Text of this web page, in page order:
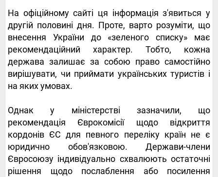
На офіційному сайті ця інформація з'явиться у
другій половині дня. Проте, варто розуміти, що
внесення України до «зеленого списку» має
рекомендаційний характер. Тобто, кожна
держава залишає за собою право самостійно
вирішувати, чи приймати українських туристів і
на яких умовах.
Однак у міністерстві зазначили, що
рекомендація Єврокомісії щодо відкриття
кордонів ЄС для певного переліку країн не є
юридично обов'язковою. Держави-члени
Євросоюзу індивідуально схвалюють остаточні
рішення щодо послаблення або посилення